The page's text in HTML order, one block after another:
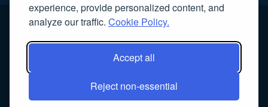
experience, provide personalized content, and
analyze our traffic. Cookie Policy.
Accept all
Reject non-essential
Охраняется авторским правом 2022г., Ассоциация лицензированных
гидов – экскурсоводов